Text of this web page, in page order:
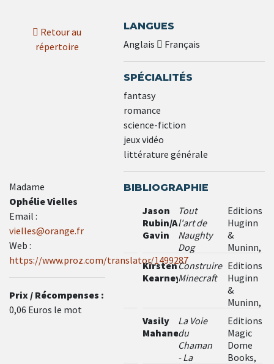
Retour au
répertoire
Madame
Ophélie Vielles
Email :
vielles@orange.fr
Web :
https://www.proz.com/translator/1499287
Prix / Récompenses :
0,06 Euros le mot
LANGUES
Anglais Français
SPÉCIALITÉS
fantasy
romance
science-fiction
jeux vidéo
littérature générale
BIBLIOGRAPHIE
Jason
Rubin/Andrew
Gavin
Tout
l'art de
Naughty
Dog
Editions
Huginn
&
Muninn,
Kirsten
Kearney
Construire
Minecraft
Editions
Huginn
&
Muninn,
Vasily
Mahanenko
La Voie
du
Chaman
- La
Editions
Magic
Dome
Books,